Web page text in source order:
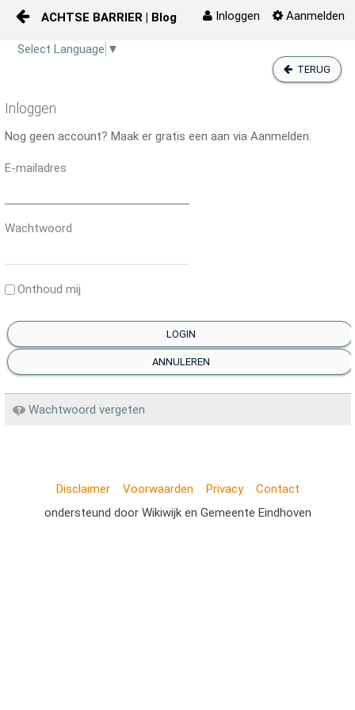
Naar content
Inloggen Aanmelden
ACHTSE BARRIER | Blogs
TERUG
Inloggen
Nog geen account? Maak er gratis een aan via Aanmelden.
E-mailadres
Wachtwoord
Onthoud mij
LOGIN
ANNULEREN
Wachtwoord vergeten
Disclaimer Voorwaarden Privacy
Contact
ondersteund door Wikiwijk en Gemeente Eindhoven
Select Language ▼